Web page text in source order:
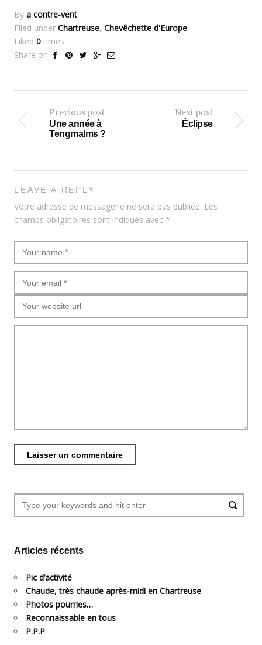
Bya contre-vent
Filed underChartreuse,Chevêchette d'Europe.
Liked0 times
Share on
Previous post
Une année à
Tengmalms ?
Next post
Éclipse
LEAVE A REPLY
Votre adresse de messagerie ne sera pas publiée. Les
champs obligatoires sont indiqués avec*
Articles récents
Pic d’activité
Chaude, très chaude après-midi en Chartreuse
Photos pourries…
Reconnaissable en tous
P.P.P